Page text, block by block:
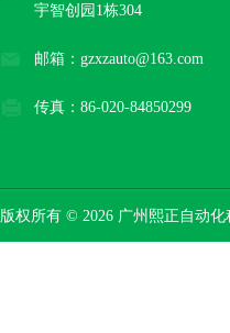
宇智创园1栋304
邮箱：gzxzauto@163.com
传真：86-020-84850299
版权所有 © 2026 广州熙正自动